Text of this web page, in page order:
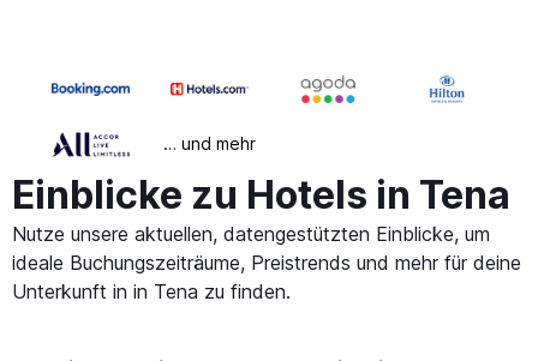
… und mehr
Einblicke zu Hotels in Tena
Nutze unsere aktuellen, datengestützten Einblicke, um
ideale Buchungszeiträume, Preistrends und mehr für deine
Unterkunft in in Tena zu finden.